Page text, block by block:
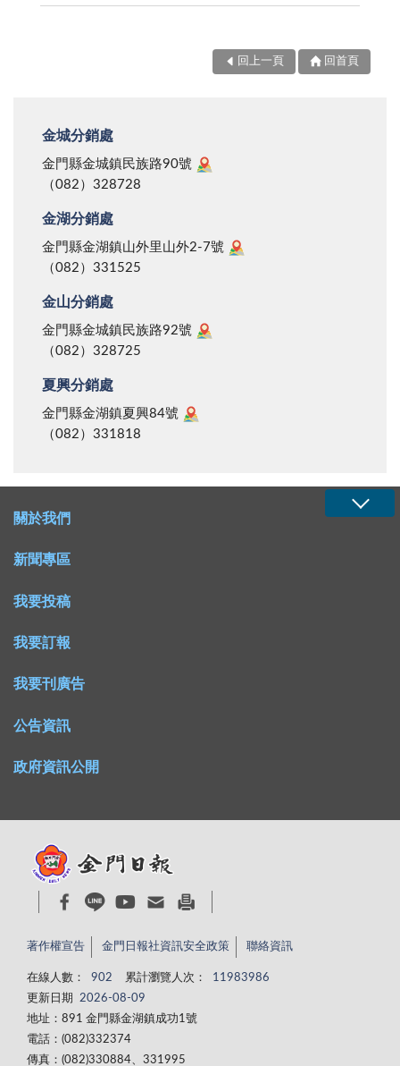
回上一頁 回首頁
金城分銷處
金門縣金城鎮民族路90號
（082）328728
金湖分銷處
金門縣金湖鎮山外里山外2-7號
（082）331525
金山分銷處
金門縣金城鎮民族路92號
（082）328725
夏興分銷處
金門縣金湖鎮夏興84號
（082）331818
關於我們
新聞專區
我要投稿
我要訂報
我要刊廣告
公告資訊
政府資訊公開
著作權宣告 金門日報社資訊安全政策 聯絡資訊
在線人數： 902 累計瀏覽人次：
11983986
更新日期
2026-08-09
地址：891 金門縣金湖鎮成功1號
電話：(082)332374
傳真：(082)330884、331995